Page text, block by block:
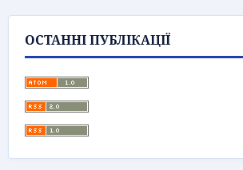
ОСТАННІ ПУБЛІКАЦІЇ